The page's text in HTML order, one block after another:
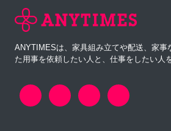
ANYTIMESは、家具組み立てや配送、家事
た用事を依頼したい人と、仕事をしたい人